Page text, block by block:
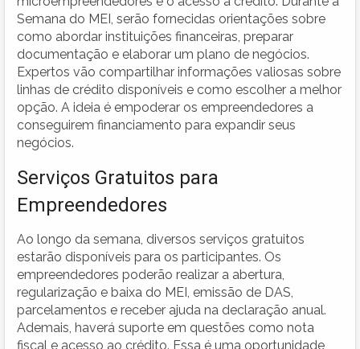
Semana do MEI, serão fornecidas orientações sobre
como abordar instituições financeiras, preparar
documentação e elaborar um plano de negócios.
Expertos vão compartilhar informações valiosas sobre
linhas de crédito disponíveis e como escolher a melhor
opção. A ideia é empoderar os empreendedores a
conseguirem financiamento para expandir seus
negócios.
Serviços Gratuitos para
Empreendedores
Ao longo da semana, diversos serviços gratuitos
estarão disponíveis para os participantes. Os
empreendedores poderão realizar a abertura,
regularização e baixa do MEI, emissão de DAS,
parcelamentos e receber ajuda na declaração anual.
Ademais, haverá suporte em questões como nota
fiscal e acesso ao crédito. Essa é uma oportunidade